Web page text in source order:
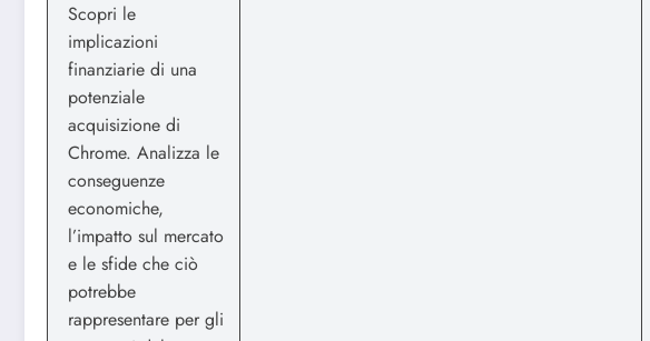
Scopri le
implicazioni
finanziarie di una
potenziale
acquisizione di
Chrome. Analizza le
conseguenze
economiche,
l’impatto sul mercato
e le sfide che ciò
potrebbe
rappresentare per gli